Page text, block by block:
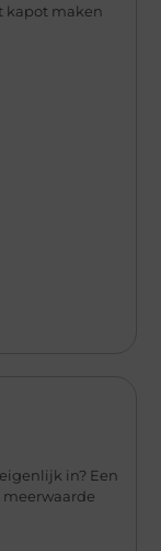
kapot maken
in? Een